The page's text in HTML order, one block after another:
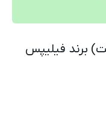
برند فیلیپس